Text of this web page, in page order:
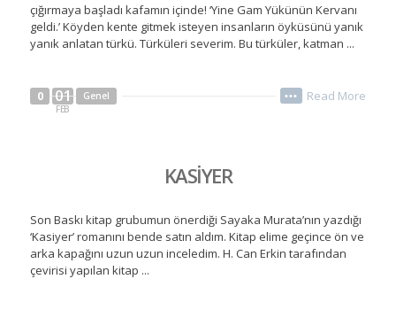
çığırmaya başladı kafamın içinde! ‘Yine Gam Yükünün Kervanı
geldi.’ Köyden kente gitmek isteyen insanların öyküsünü yanık
yanık anlatan türkü. Türküleri severim. Bu türküler, katman ...
0 01
FEB
Genel Read More
•••
KASİYER
Son Baskı kitap grubumun önerdiği Sayaka Murata’nın yazdığı
‘Kasiyer’ romanını bende satın aldım. Kitap elime geçince ön ve
arka kapağını uzun uzun inceledim. H. Can Erkin tarafından
çevirisi yapılan kitap ...